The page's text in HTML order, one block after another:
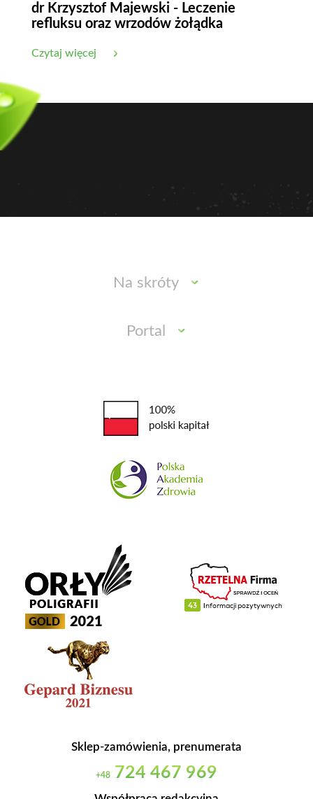
dr Krzysztof Majewski - Leczenie
refluksu oraz wrzodów żołądka
Czytaj więcej
Na skróty
Portal
Sklep-zamówienia, prenumerata
+48 724 467 969